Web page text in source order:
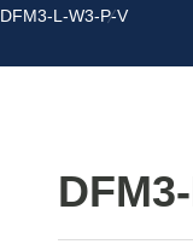
DFM3-L-W3-P-V